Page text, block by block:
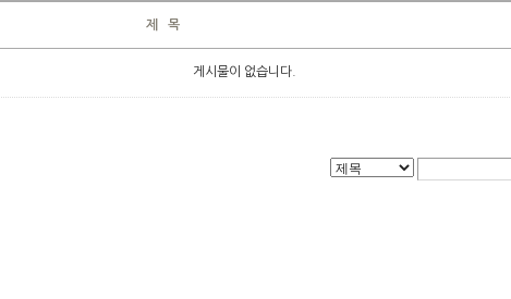
제 목
게시물이 없습니다.